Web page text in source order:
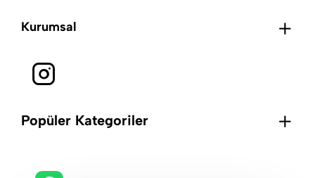
Kurumsal
Popüler Kategoriler